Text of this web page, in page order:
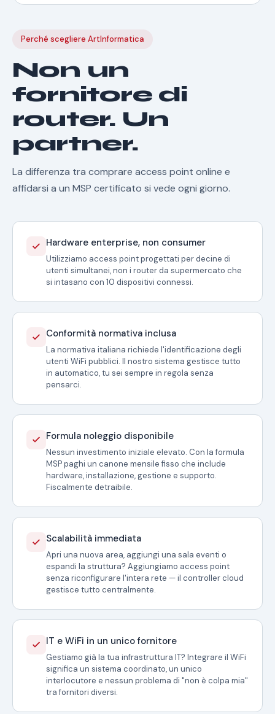
Perché scegliere ArtInformatica
Non un
fornitore di
router. Un
partner.
La differenza tra comprare access point online e
affidarsi a un MSP certificato si vede ogni giorno.
Hardware enterprise, non consumer
Utilizziamo access point progettati per decine di
utenti simultanei, non i router da supermercato che
si intasano con 10 dispositivi connessi.
Conformità normativa inclusa
La normativa italiana richiede l'identificazione degli
utenti WiFi pubblici. Il nostro sistema gestisce tutto
in automatico, tu sei sempre in regola senza
pensarci.
Formula noleggio disponibile
Nessun investimento iniziale elevato. Con la formula
MSP paghi un canone mensile fisso che include
hardware, installazione, gestione e supporto.
Fiscalmente detraibile.
Scalabilità immediata
Apri una nuova area, aggiungi una sala eventi o
espandi la struttura? Aggiungiamo access point
senza riconfigurare l'intera rete — il controller cloud
gestisce tutto centralmente.
IT e WiFi in un unico fornitore
Gestiamo già la tua infrastruttura IT? Integrare il WiFi
significa un sistema coordinato, un unico
interlocutore e nessun problema di "non è colpa mia"
tra fornitori diversi.